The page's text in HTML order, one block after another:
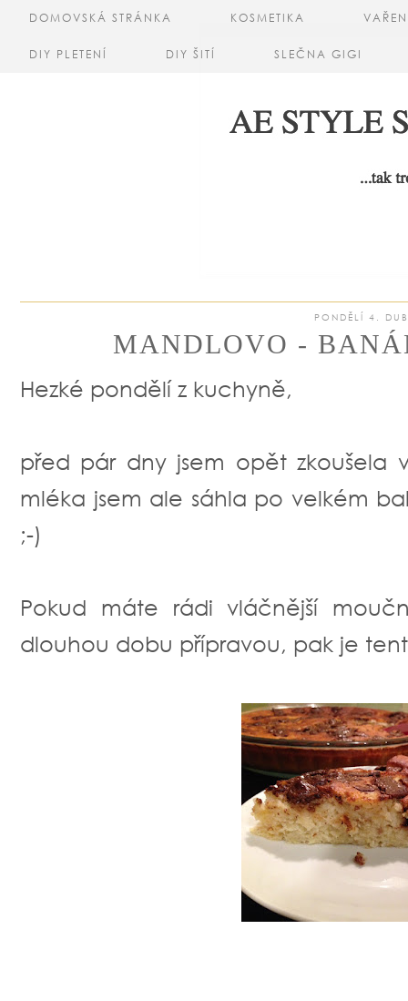
DOMOVSKÁ STRÁNKA KOSMETIKA
DIY PLETENÍ DIY ŠITÍ SLEČNA GIGI
PONDĚLÍ 4.
MANDLOVO -
Hezké pondělí z kuchyně,
před pár dny jsem opět zkoušela
mléka jsem ale sáhla po velkém
;-)
Pokud máte rádi vláčnější
dlouhou dobu přípravou, pak je